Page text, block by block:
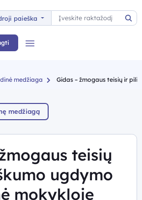
paieška
Paieška
medžiaga Gidas – žmogaus teisių ir
medžiagą
teisių
ugdymo
mokykloje